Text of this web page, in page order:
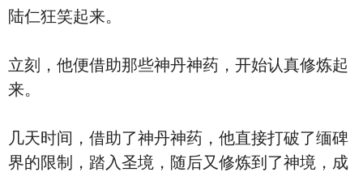
陆仁狂笑起来。
立刻，他便借助那些神丹神药，开始认真修炼起
来。
几天时间，借助了神丹神药，他直接打破了缅碑
界的限制，踏入圣境，随后又修炼到了神境，成